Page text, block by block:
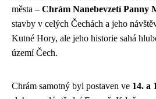
města – Chrám Nanebevzetí Panny
stavby v celých Čechách a jeho
Kutné Hory, ale jeho historie sahá
území Čech.
Chrám samotný byl postaven ve 14. a